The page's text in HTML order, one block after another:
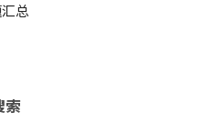
总
索